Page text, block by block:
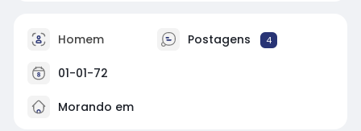
Homem Postagens 4
01-01-72
Morando em